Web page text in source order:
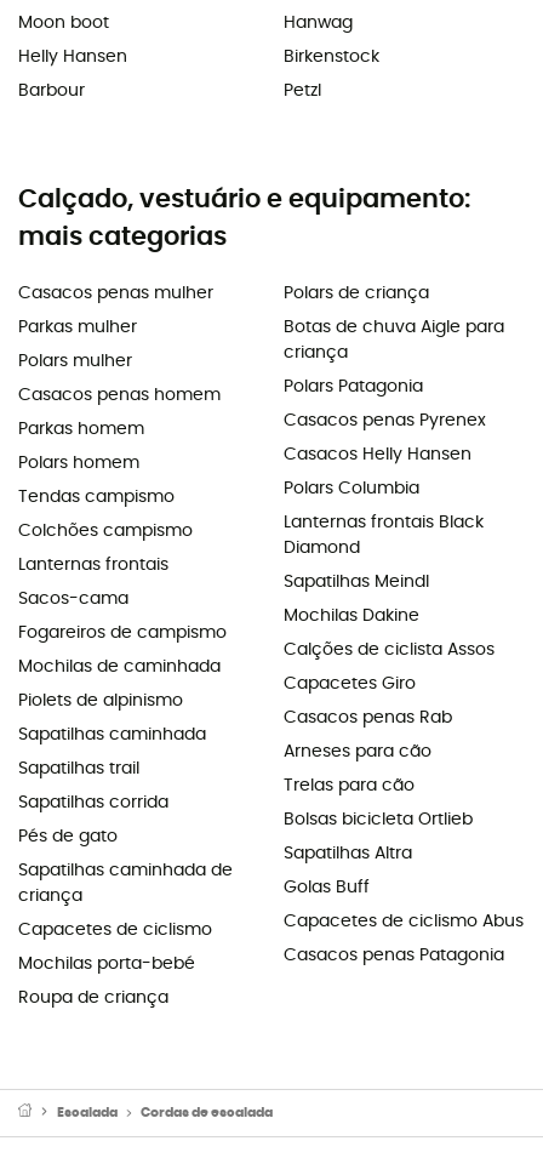
Moon boot
Helly Hansen
Barbour
Hanwag
Birkenstock
Petzl
Calçado, vestuário e equipamento:
mais categorias
Casacos penas mulher
Parkas mulher
Polars mulher
Casacos penas homem
Parkas homem
Polars homem
Tendas campismo
Colchões campismo
Lanternas frontais
Sacos-cama
Fogareiros de campismo
Mochilas de caminhada
Piolets de alpinismo
Sapatilhas caminhada
Sapatilhas trail
Sapatilhas corrida
Pés de gato
Sapatilhas caminhada de
criança
Capacetes de ciclismo
Mochilas porta-bebé
Roupa de criança
Polars de criança
Botas de chuva Aigle para
criança
Polars Patagonia
Casacos penas Pyrenex
Casacos Helly Hansen
Polars Columbia
Lanternas frontais Black
Diamond
Sapatilhas Meindl
Mochilas Dakine
Calções de ciclista Assos
Capacetes Giro
Casacos penas Rab
Arneses para cão
Trelas para cão
Bolsas bicicleta Ortlieb
Sapatilhas Altra
Golas Buff
Capacetes de ciclismo Abus
Casacos penas Patagonia
Escalada Cordas de escalada